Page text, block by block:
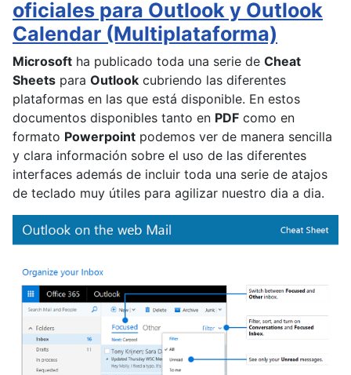
oficiales para Outlook y Outlook
Calendar (Multiplataforma)
Microsoft ha publicado toda una serie de Cheat
Sheets para Outlook cubriendo las diferentes
plataformas en las que está disponible. En estos
documentos disponibles tanto en PDF como en
formato Powerpoint podemos ver de manera sencilla
y clara información sobre el uso de las diferentes
interfaces además de incluir toda una serie de atajos
de teclado muy útiles para agilizar nuestro dia a dia.